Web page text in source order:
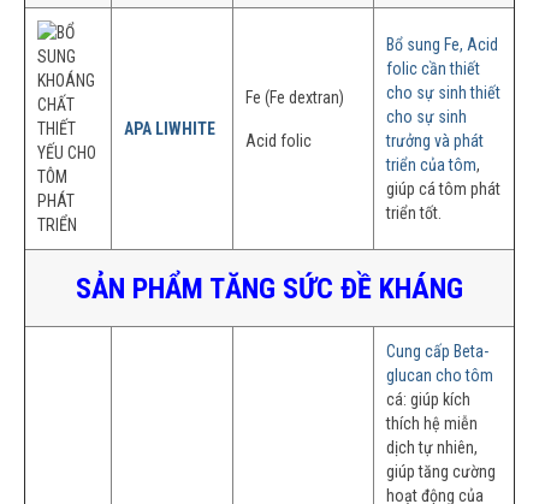
APA LIWHITE
Fe (Fe dextran)
Acid folic
Bổ sung Fe, Acid
folic cần thiết
cho sự sinh thiết
cho sự sinh
trưởng và phát
triển của tôm,
giúp cá tôm phát
triển tốt.
SẢN PHẨM TĂNG SỨC ÐỀ KHÁNG
Cung cấp Beta-
glucan cho tôm
cá: giúp kích
thích hệ miễn
dịch tự nhiên,
giúp tăng cường
hoạt động của